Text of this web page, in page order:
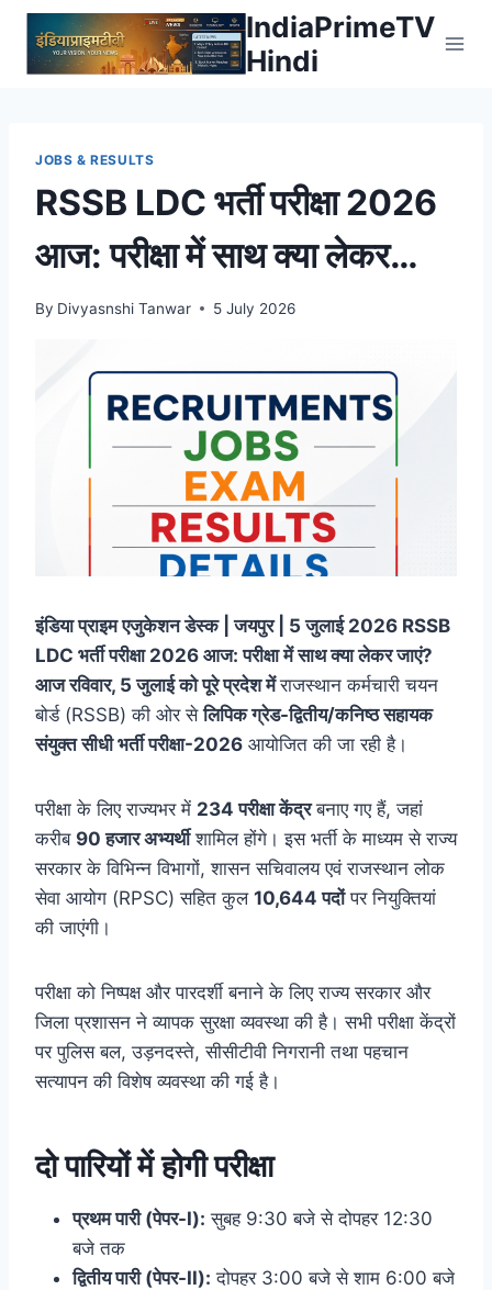
Skip
content
IndiaPrimeTV
Hindi
JOBS & RESULTS
RSSB LDC भर्ती परीक्षा 2026
आज: परीक्षा में साथ क्या लेकर
जाएं?
By Divyasnshi Tanwar 5 July 2026
इंडिया प्राइम एजुकेशन डेस्क | जयपुर | 5 जुलाई 2026 RSSB
LDC भर्ती परीक्षा 2026 आज: परीक्षा में साथ क्या लेकर जाएं?
आज रविवार, 5 जुलाई को पूरे प्रदेश मेंराजस्थान कर्मचारी चयन
बोर्ड (RSSB) की ओर सेलिपिक ग्रेड-द्वितीय/कनिष्ठ सहायक
संयुक्त सीधी भर्ती परीक्षा-2026 आयोजित की जा रही है।
परीक्षा के लिए राज्यभर में 234 परीक्षा केंद्रबनाए गए हैं, जहां
करीब 90 हजार अभ्यर्थीशामिल होंगे। इस भर्ती के माध्यम से राज्य
सरकार के विभिन्न विभागों, शासन सचिवालय एवं राजस्थान लोक
सेवा आयोग (RPSC) सहित कुल 10,644 पदोंपर नियुक्तियां
की जाएंगी।
परीक्षा को निष्पक्ष और पारदर्शी बनाने के लिए राज्य सरकार और
जिला प्रशासन ने व्यापक सुरक्षा व्यवस्था की है। सभी परीक्षा केंद्रों
पर पुलिस बल, उड़नदस्ते, सीसीटीवी निगरानी तथा पहचान
सत्यापन की विशेष व्यवस्था की गई है।
दो पारियों में होगी परीक्षा
प्रथम पारी (पेपर-I): सुबह 9:30 बजे से दोपहर 12:30
बजे तक
द्वितीय पारी (पेपर-II): दोपहर 3:00 बजे से शाम 6:00 बजे